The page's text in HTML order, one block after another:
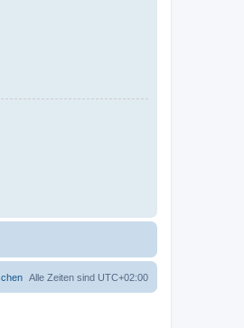
Alle Zeiten sind UTC+02:00